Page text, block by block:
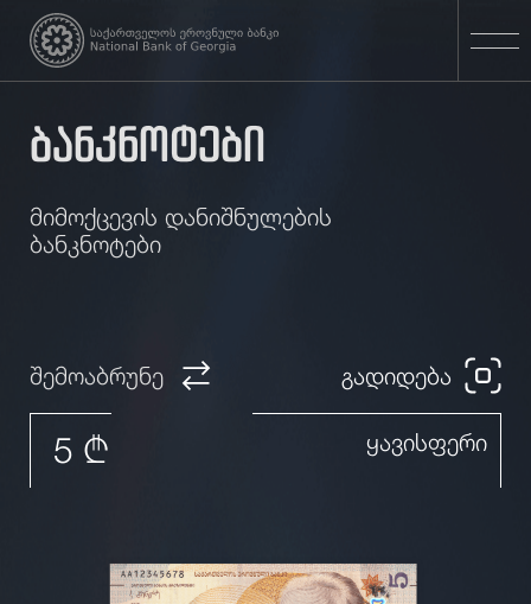
ბანკნოტები
მიმოქცევის დანიშნულების
ბანკნოტები
შემოაბრუნე გადიდება
5 ₾ ყავისფერი